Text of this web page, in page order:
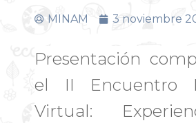
MINAM 3 noviembre
Presentación
el II Encuentro
Virtual: